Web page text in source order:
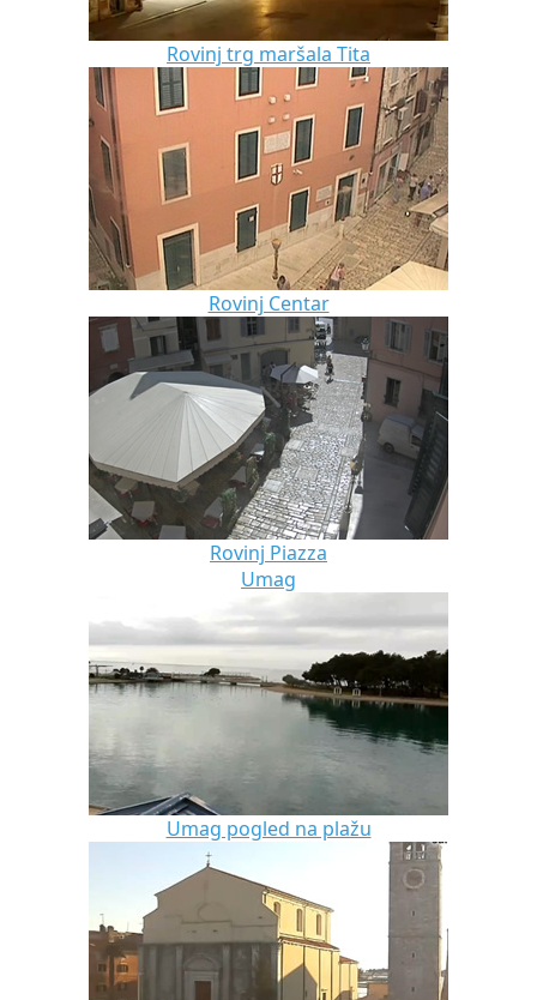
Rovinj trg maršala Tita
Rovinj Centar
Rovinj Piazza
Umag
Umag pogled na plažu